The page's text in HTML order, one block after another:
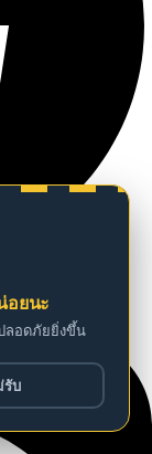
อยนะ
ลอดภัยยิ่งขึ้น
รับ